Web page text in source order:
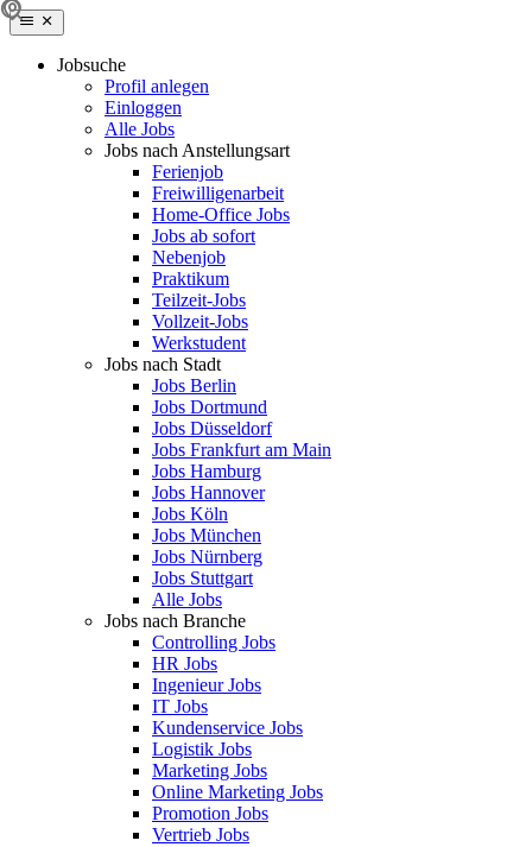
Jobsuche
Profil anlegen
Einloggen
Alle Jobs
Jobs nach Anstellungsart
Ferienjob
Freiwilligenarbeit
Home-Office Jobs
Jobs ab sofort
Nebenjob
Praktikum
Teilzeit-Jobs
Vollzeit-Jobs
Werkstudent
Jobs nach Stadt
Jobs Berlin
Jobs Dortmund
Jobs Düsseldorf
Jobs Frankfurt am Main
Jobs Hamburg
Jobs Hannover
Jobs Köln
Jobs München
Jobs Nürnberg
Jobs Stuttgart
Alle Jobs
Jobs nach Branche
Controlling Jobs
HR Jobs
Ingenieur Jobs
IT Jobs
Kundenservice Jobs
Logistik Jobs
Marketing Jobs
Online Marketing Jobs
Promotion Jobs
Vertrieb Jobs